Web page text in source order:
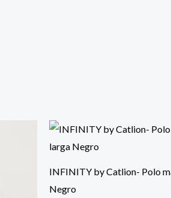
INFINITY by Catlion- Polo
Negro